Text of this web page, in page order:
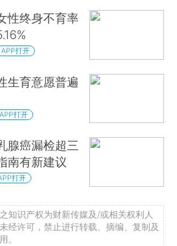
性终身不育率
APP打开
生育意愿普遍
APP打开
腺癌漏检超三
南有新建议
打开
知识产权为财新传媒及/或相关权利人
经许可，禁止进行转载、摘编、复制及
。